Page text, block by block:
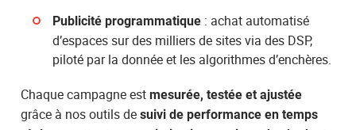
Publicité programmatique : achat automatisé
d’espaces sur des milliers de sites via des DSP,
piloté par la donnée et les algorithmes d’enchères.
Chaque campagne estmesurée, testée et ajustée
grâce à nos outils desuivi de performance en temps